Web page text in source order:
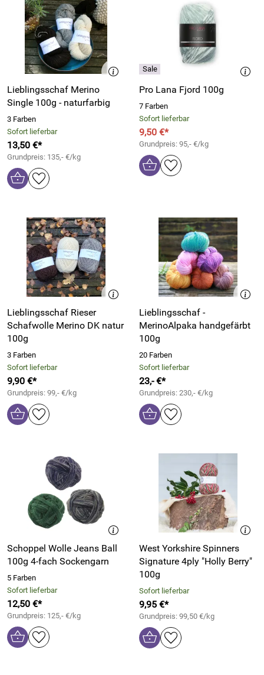
Lieblingsschaf Merino
Single 100g - naturfarbig
3 Farben
Sofort lieferbar
13,50 €*
Grundpreis: 135,- €/kg
Pro Lana Fjord 100g
7 Farben
Sofort lieferbar
9,50 €*
Grundpreis: 95,- €/kg
Lieblingsschaf Rieser
Schafwolle Merino DK natur
100g
3 Farben
Sofort lieferbar
9,90 €*
Grundpreis: 99,- €/kg
Lieblingsschaf -
MerinoAlpaka handgefärbt
100g
20 Farben
Sofort lieferbar
23,- €*
Grundpreis: 230,- €/kg
Schoppel Wolle Jeans Ball
100g 4-fach Sockengarn
5 Farben
Sofort lieferbar
12,50 €*
Grundpreis: 125,- €/kg
West Yorkshire Spinners
Signature 4ply "Holly Berry"
100g
Sofort lieferbar
9,95 €*
Grundpreis: 99,50 €/kg